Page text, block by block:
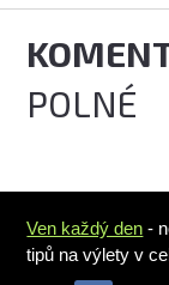
POLNÉ
Ven každý den -
tipů na výlety v